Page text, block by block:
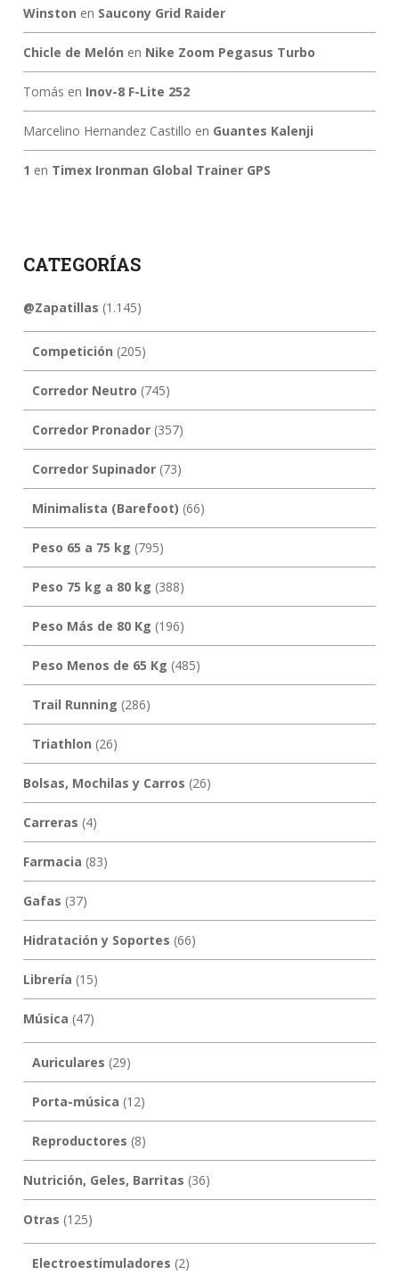
Winston en Saucony Grid Raider
Chicle de Melón en Nike Zoom Pegasus Turbo
Tomás en Inov-8 F-Lite 252
Marcelino Hernandez Castillo en Guantes Kalenji
1 en Timex Ironman Global Trainer GPS
CATEGORÍAS
@Zapatillas (1.145)
Competición (205)
Corredor Neutro (745)
Corredor Pronador(357)
Corredor Supinador(73)
Minimalista (Barefoot) (66)
Peso 65 a 75 kg (795)
Peso 75 kg a 80 kg (388)
Peso Más de 80 Kg (196)
Peso Menos de 65 Kg (485)
Trail Running (286)
Triathlon (26)
Bolsas, Mochilas y Carros (26)
Carreras (4)
Farmacia (83)
Gafas (37)
Hidratación y Soportes (66)
Librería (15)
Música (47)
Auriculares (29)
Porta-música (12)
Reproductores (8)
Nutrición, Geles, Barritas (36)
Otras (125)
Electroestimuladores (2)